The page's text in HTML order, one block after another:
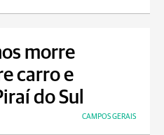
morre
carro e
do Sul
CAMPOS GERAIS